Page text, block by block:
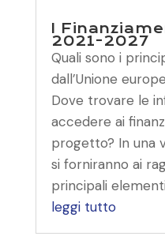
I
2021-2027
Quali sono i
dall’Unione
Dove trovare le
accedere ai
progetto? In una
si forniranno ai
principali
leggi tutto